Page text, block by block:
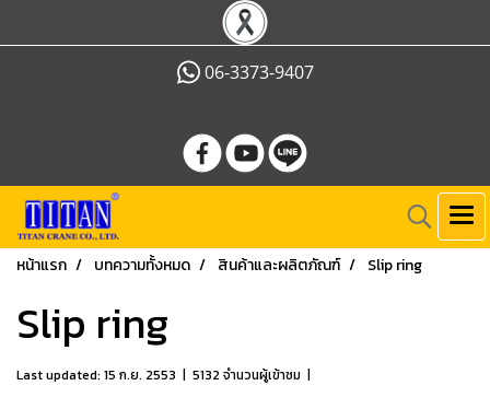
06-3373-9407
หน้าแรก บทความทั้งหมด สินค้าและผลิตภัณฑ์ Slip ring
Slip ring
Last updated: 15 ก.ย. 2553 | 5132 จำนวนผู้เข้าชม |